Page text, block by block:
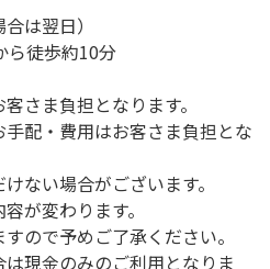
は翌日）
ら徒歩約10分
さま負担となります。
配・費用はお客さま負担とな
ない場合がございます。
が変わります。
ので予めご了承ください。
現金のみのご利用となりま